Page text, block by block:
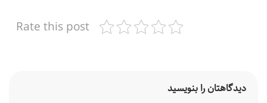
Rate this post
دیدگاهتان را بنویسید